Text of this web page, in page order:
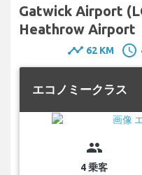
Gatwick Airport
Heathrow Airport
timeline 62 KM schedule
エコノミークラス
group
4 乗客